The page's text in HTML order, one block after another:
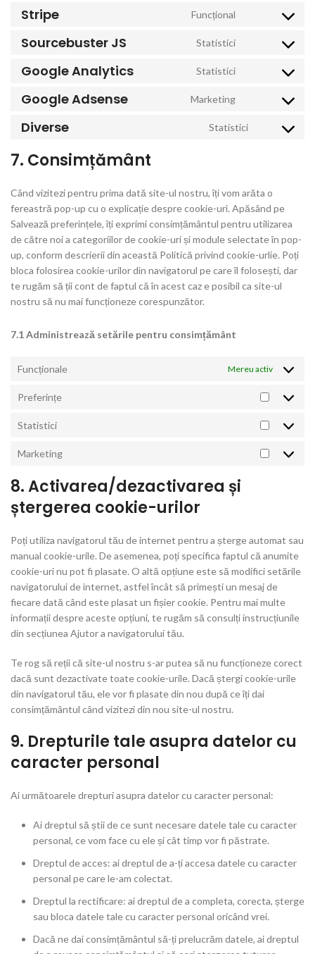
intercom-
messenger
Stripe Funcțional
Consent to
Sourcebuster JS Statistici
Consent to
sourcebuster-
Google Analytics Statistici
Consent to
analytics
Google Adsense Marketing
Consent to
Diverse Statistici
Consent
7. Consimțământ
Când vizitezi pentru prima dată site-ul nostru, îți vom arăta o
fereastră pop-up cu o explicație despre cookie-uri. Apăsând pe
Salvează preferințele, îți exprimi consimțământul pentru utilizarea
de către noi a categoriilor de cookie-uri și module selectate în pop-
up, conform descrierii din această Politică privind cookie-urlie. Poți
bloca folosirea cookie-urilor din navigatorul pe care îl folosești, dar
te rugăm să ții cont de faptul că în acest caz e posibil ca site-ul
nostru să nu mai funcționeze corespunzător.
7.1 Administrează setările pentru consimțământ
Funcționale Mereu activ
Preferințe
Statistici
Statistici
Marketing
8. Activarea/dezactivarea și
ștergerea cookie-urilor
Poți utiliza navigatorul tău de internet pentru a șterge automat sau
manual cookie-urile. De asemenea, poți specifica faptul că anumite
cookie-uri nu pot fi plasate. O altă opțiune este să modifici setările
navigatorului de internet, astfel încât să primești un mesaj de
fiecare dată când este plasat un fișier cookie. Pentru mai multe
informații despre aceste opțiuni, te rugăm să consulți instrucțiunile
din secțiunea Ajutor a navigatorului tău.
Te rog să reții că site-ul nostru s-ar putea să nu funcționeze corect
dacă sunt dezactivate toate cookie-urile. Dacă ștergi cookie-urile
din navigatorul tău, ele vor fi plasate din nou după ce îți dai
consimțământul când vizitezi din nou site-ul nostru.
9. Drepturile tale asupra datelor cu
caracter personal
Ai următoarele drepturi asupra datelor cu caracter personal:
Ai dreptul să știi de ce sunt necesare datele tale cu caracter
personal, ce vom face cu ele și cât timp vor fi păstrate.
Dreptul de acces: ai dreptul de a-ți accesa datele cu caracter
personal pe care le-am colectat.
Dreptul la rectificare: ai dreptul de a completa, corecta, șterge
sau bloca datele tale cu caracter personal oricând vrei.
Dacă ne dai consimțământul să-ți prelucrăm datele, ai dreptul